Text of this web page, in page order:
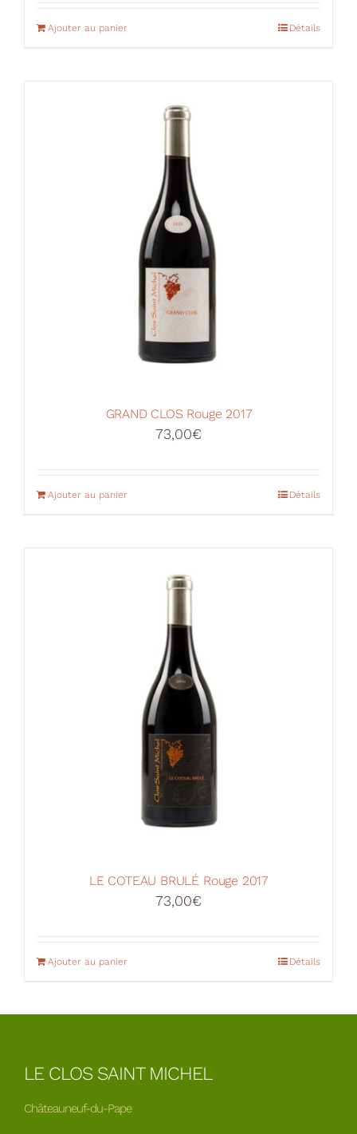
Ajouter au panier Détails
GRAND CLOS Rouge 2017
73,00€
Ajouter au panier Détails
LE COTEAU BRULÉ Rouge 2017
73,00€
Ajouter au panier Détails
LE CLOS SAINT MICHEL
Châteauneuf-du-Pape